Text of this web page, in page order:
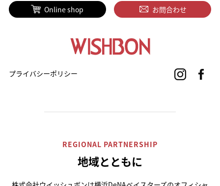
Online shop お問合わせ
プライバシーポリシー
REGIONAL PARTNERSHIP
地域とともに